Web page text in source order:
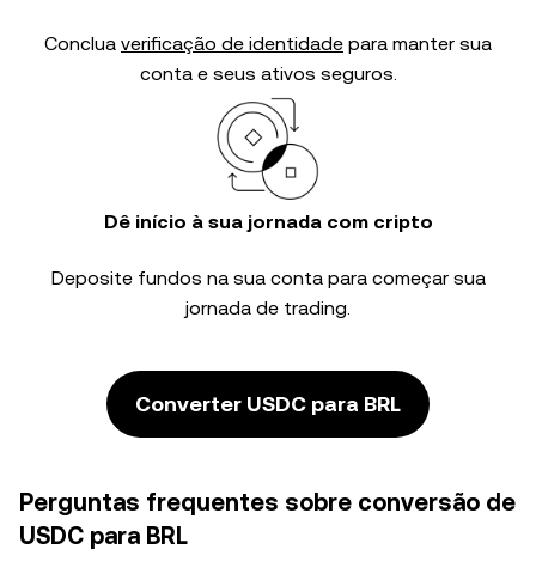
Conclua verificação de identidade para manter sua
conta e seus ativos seguros.
Dê início à sua jornada com cripto
Deposite fundos na sua conta para começar sua
jornada de trading.
Converter USDC para BRL
Perguntas frequentes sobre conversão de
USDC para BRL